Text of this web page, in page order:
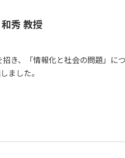
秀 教授
き、「情報化と社会の問題」に
ました。